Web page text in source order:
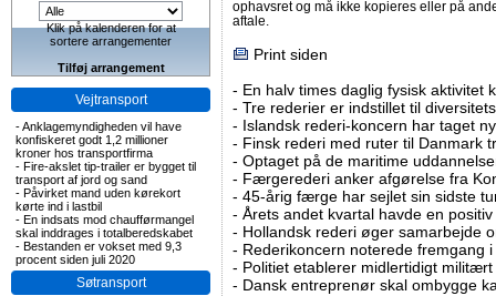
Klik på kalenderen for at
sortere arrangementer
Tilføj arrangement
Vejtransport
-Anklagemyndigheden vil have
konfiskeret godt 1,2 millioner
kroner hos transportfirma
- Fire-akslet tip-trailer er bygget til
transport af jord og sand
- Påvirket mand uden kørekort
kørte ind i lastbil
- En indsats mod chaufførmangel
skal inddrages i totalberedskabet
- Bestanden er vokset med 9,3
procent siden juli 2020
Søtransport
ophavsret og må ikke kopieres eller på
aftale.
Print siden
- En halv times daglig fysisk aktivitet
- Tre rederier er indstillet til
- Islandsk rederi-koncern har taget
- Finsk rederi med ruter til Danmark
- Optaget på de maritime
- Færgerederi anker afgørelse fra
- 45-årig færge har sejlet sin sidste
- Årets andet kvartal havde en
- Hollandsk rederi øger samarbejde
- Rederikoncern noterede fremgang
- Politiet etablerer midlertidigt
- Dansk entreprenør skal ombygge